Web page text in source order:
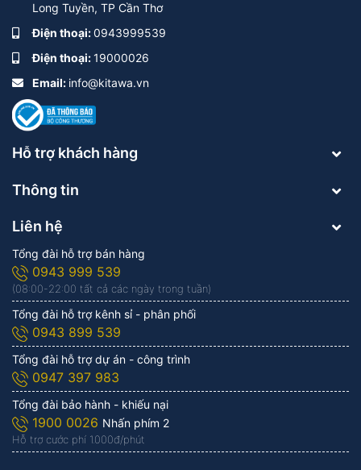
Long Tuyền, TP Cần Thơ
Điện thoại:0943999539
Điện thoại:19000026
Email: info@kitawa.vn
Hỗ trợ khách hàng
Thông tin
Liên hệ
Tổng đài hỗ trợ bán hàng
0943 999 539
(08:00-22:00 tất cả các ngày trong tuần)
Tổng đài hỗ trợ kênh sỉ - phân phối
0943 899 539
Tổng đài hỗ trợ dự án - công trình
0947 397 983
Tổng đài bảo hành - khiếu nại
1900 0026 Nhấn phím 2
Hỗ trợ cước phí 1.000đ/phút